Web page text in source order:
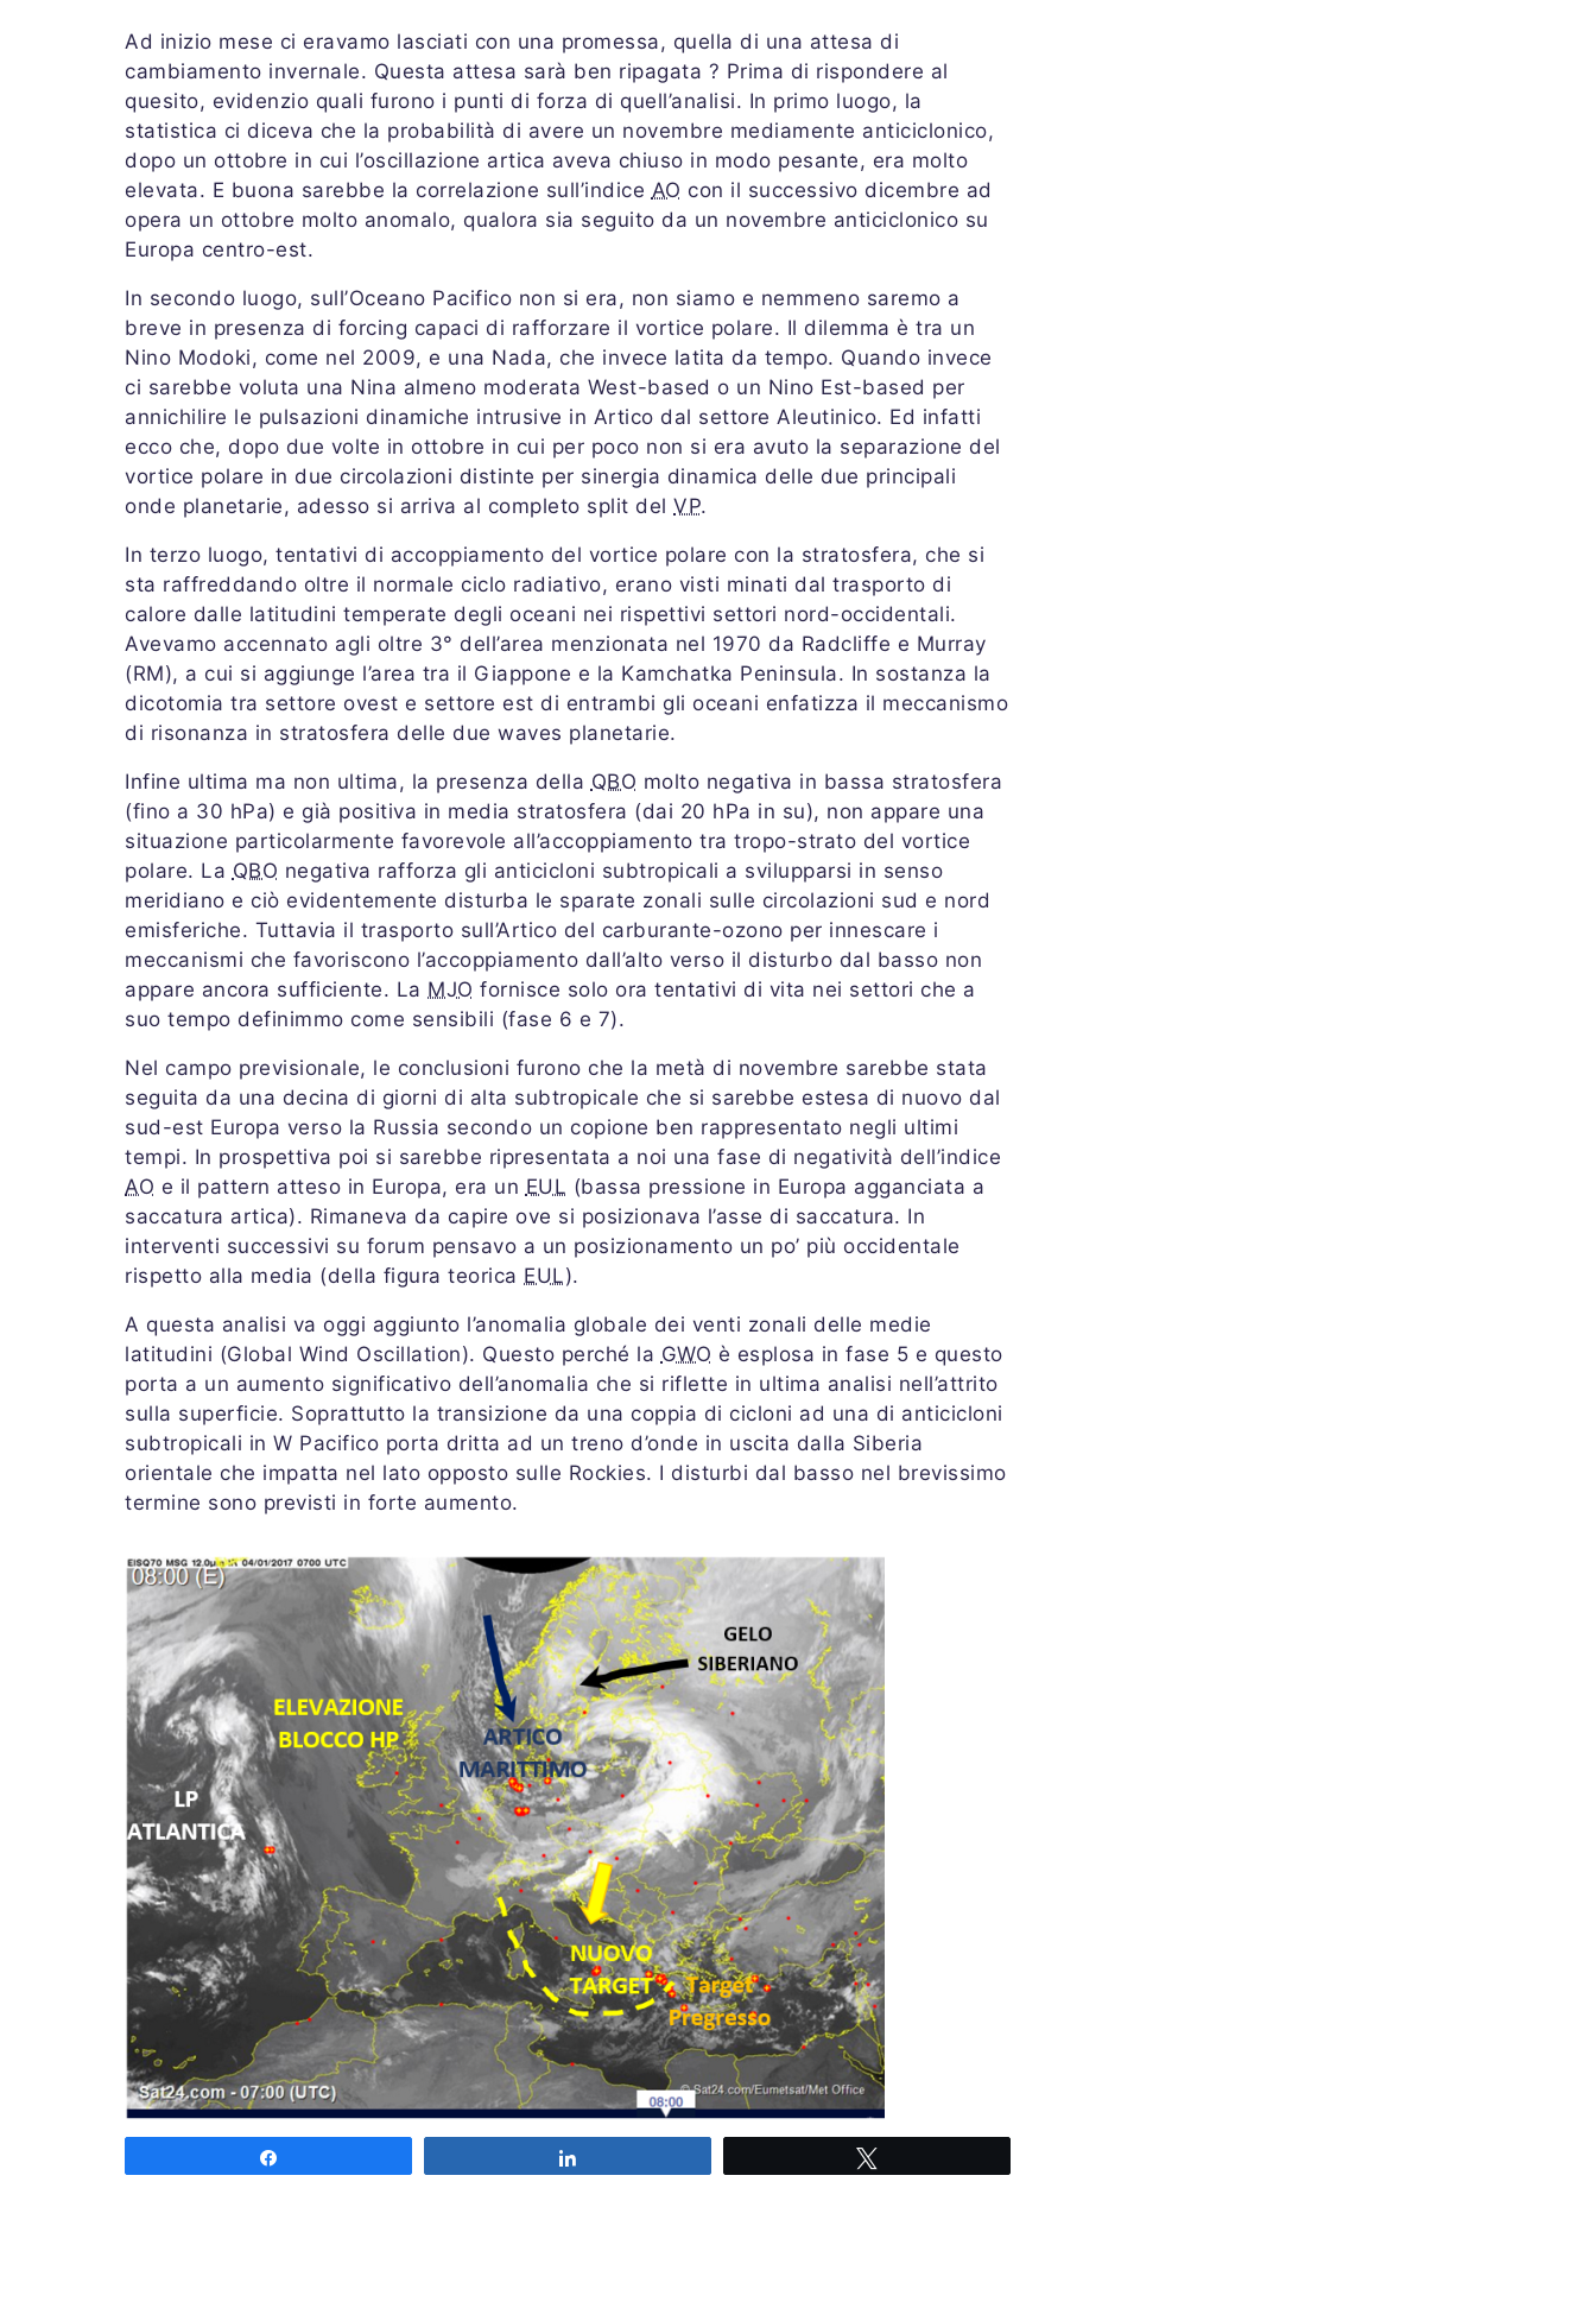
Ad inizio mese ci eravamo lasciati con una promessa, quella di una attesa di
cambiamento invernale. Questa attesa sarà ben ripagata ? Prima di rispondere al
quesito, evidenzio quali furono i punti di forza di quell’analisi. In primo luogo, la
statistica ci diceva che la probabilità di avere un novembre mediamente anticiclonico,
dopo un ottobre in cui l’oscillazione artica aveva chiuso in modo pesante, era molto
elevata. E buona sarebbe la correlazione sull’indice AO con il successivo dicembre ad
opera un ottobre molto anomalo, qualora sia seguito da un novembre anticiclonico su
Europa centro-est.
In secondo luogo, sull’Oceano Pacifico non si era, non siamo e nemmeno saremo a
breve in presenza di forcing capaci di rafforzare il vortice polare. Il dilemma è tra un
Nino Modoki, come nel 2009, e una Nada, che invece latita da tempo. Quando invece
ci sarebbe voluta una Nina almeno moderata West-based o un Nino Est-based per
annichilire le pulsazioni dinamiche intrusive in Artico dal settore Aleutinico. Ed infatti
ecco che, dopo due volte in ottobre in cui per poco non si era avuto la separazione del
vortice polare in due circolazioni distinte per sinergia dinamica delle due principali
onde planetarie, adesso si arriva al completo split del VP.
In terzo luogo, tentativi di accoppiamento del vortice polare con la stratosfera, che si
sta raffreddando oltre il normale ciclo radiativo, erano visti minati dal trasporto di
calore dalle latitudini temperate degli oceani nei rispettivi settori nord-occidentali.
Avevamo accennato agli oltre 3° dell’area menzionata nel 1970 da Radcliffe e Murray
(RM), a cui si aggiunge l’area tra il Giappone e la Kamchatka Peninsula. In sostanza la
dicotomia tra settore ovest e settore est di entrambi gli oceani enfatizza il meccanismo
di risonanza in stratosfera delle due waves planetarie.
Infine ultima ma non ultima, la presenza della QBO molto negativa in bassa stratosfera
(fino a 30 hPa) e già positiva in media stratosfera (dai 20 hPa in su), non appare una
situazione particolarmente favorevole all’accoppiamento tra tropo-strato del vortice
polare. La QBO negativa rafforza gli anticicloni subtropicali a svilupparsi in senso
meridiano e ciò evidentemente disturba le sparate zonali sulle circolazioni sud e nord
emisferiche. Tuttavia il trasporto sull’Artico del carburante-ozono per innescare i
meccanismi che favoriscono l’accoppiamento dall’alto verso il disturbo dal basso non
appare ancora sufficiente. La MJO fornisce solo ora tentativi di vita nei settori che a
suo tempo definimmo come sensibili (fase 6 e 7).
Nel campo previsionale, le conclusioni furono che la metà di novembre sarebbe stata
seguita da una decina di giorni di alta subtropicale che si sarebbe estesa di nuovo dal
sud-est Europa verso la Russia secondo un copione ben rappresentato negli ultimi
tempi. In prospettiva poi si sarebbe ripresentata a noi una fase di negatività dell’indice
AO e il pattern atteso in Europa, era un EUL (bassa pressione in Europa agganciata a
saccatura artica). Rimaneva da capire ove si posizionava l’asse di saccatura. In
interventi successivi su forum pensavo a un posizionamento un po’ più occidentale
rispetto alla media (della figura teorica EUL).
A questa analisi va oggi aggiunto l’anomalia globale dei venti zonali delle medie
latitudini (Global Wind Oscillation). Questo perché la GWO è esplosa in fase 5 e questo
porta a un aumento significativo dell’anomalia che si riflette in ultima analisi nell’attrito
sulla superficie. Soprattutto la transizione da una coppia di cicloni ad una di anticicloni
subtropicali in W Pacifico porta dritta ad un treno d’onde in uscita dalla Siberia
orientale che impatta nel lato opposto sulle Rockies. I disturbi dal basso nel brevissimo
termine sono previsti in forte aumento.